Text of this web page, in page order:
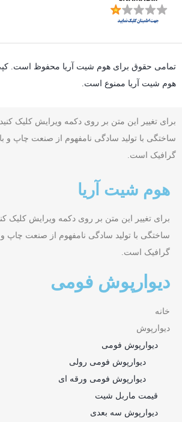
تمامی حقوق برای هوم شیت آریا محفوظ است.
هوم شیت آریا ممنوع است.
برای تغییر این متن بر روی دکمه ویرایش کلیک
ساختگی با تولید سادگی نامفهوم از صنعت چاپ و
گرافیک است.
هوم شیت آریا
برای تغییر این متن بر روی دکمه ویرایش کلیک
ساختگی با تولید سادگی نامفهوم از صنعت چاپ و
گرافیک است.
دیوارپوش فومی
خانه
دیوارپوش
دیوارپوش فومی
دیوارپوش فومی رولی
دیوارپوش فومی ورقه ای
قیمت ماربل شیت
دیوارپوش سه بعدی